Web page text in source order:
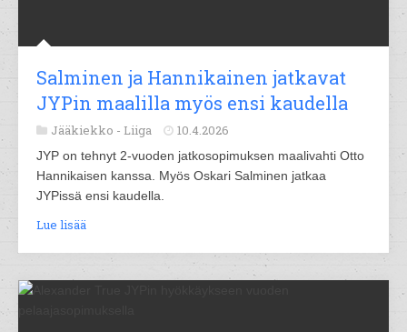
Salminen ja Hannikainen jatkavat
JYPin maalilla myös ensi kaudella
Jääkiekko - Liiga 10.4.2026
JYP on tehnyt 2-vuoden jatkosopimuksen maalivahti Otto
Hannikaisen kanssa. Myös Oskari Salminen jatkaa
JYPissä ensi kaudella.
Lue lisää